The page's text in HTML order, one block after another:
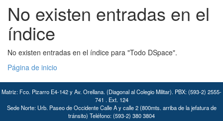
No existen entradas en el
índice
No existen entradas en el índice para "Todo DSpace".
Página de inicio
Matriz: Fco. Pizarro E4-142 y Av. Orellana. (Diagonal al Colegio Militar). PBX: (593-2) 2555-
741 . Ext. 124
Sede Norte: Urb. Paseo de Occidente Calle A y calle 2 (800mts. arriba de la jefatura de
tránsito) Teléfono: (593-2) 380 3804